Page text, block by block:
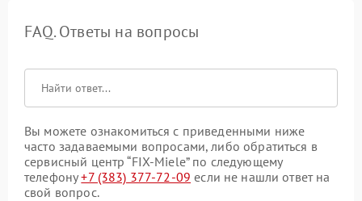
FAQ. Ответы на вопросы
Вы можете ознакомиться с приведенными ниже
часто задаваемыми вопросами, либо обратиться в
сервисный центр “FIX-Miele” по следующему
телефону+7 (383) 377-72-09 если не нашли ответ на
свой вопрос.